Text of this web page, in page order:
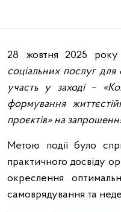
28 жовтня 2025
соціальних послуг для
участь у заході –
формування
проєктів» на
Метою події було
практичного досвіду
окреслення
самоврядування та